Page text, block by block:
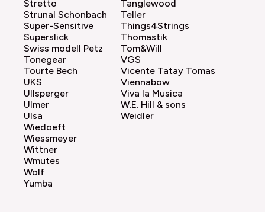
Stretto
Strunal Schonbach
Super-Sensitive
Superslick
Swiss modell Petz
Tanglewood
Teller
Things4Strings
Thomastik
Tom&Will
Tonegear
Tourte Bech
UKS
Ullsperger
Ulmer
Ulsa
VGS
Vicente Tatay Tomas
Viennabow
Viva la Musica
W.E. Hill & sons
Weidler
Wiedoeft
Wiessmeyer
Wittner
Wmutes
Wolf
Yumba